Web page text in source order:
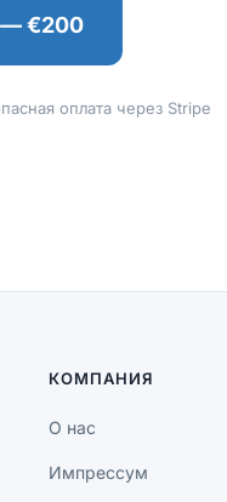
— €200
оплата через Stripe
КОМПАНИЯ
О нас
Импрессум